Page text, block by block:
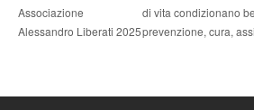
Associazione
Alessandro Liberati 2025
di vita condizionano
prevenzione, cura,